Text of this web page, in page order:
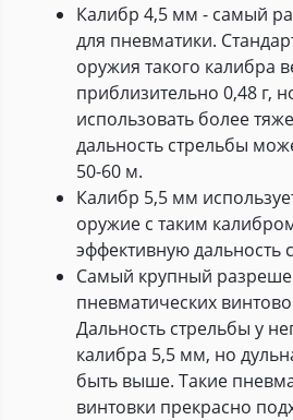
Калибр 4,5 мм - самый
для пневматики.
оружия такого калибра
приблизительно 0,48 г,
использовать более
дальность стрельбы
50-60 м.
Калибр 5,5 мм
оружие с таким
эффективную дальность
Самый крупный
пневматических
Дальность стрельбы у
калибра 5,5 мм, но
быть выше. Такие
винтовки прекрасно